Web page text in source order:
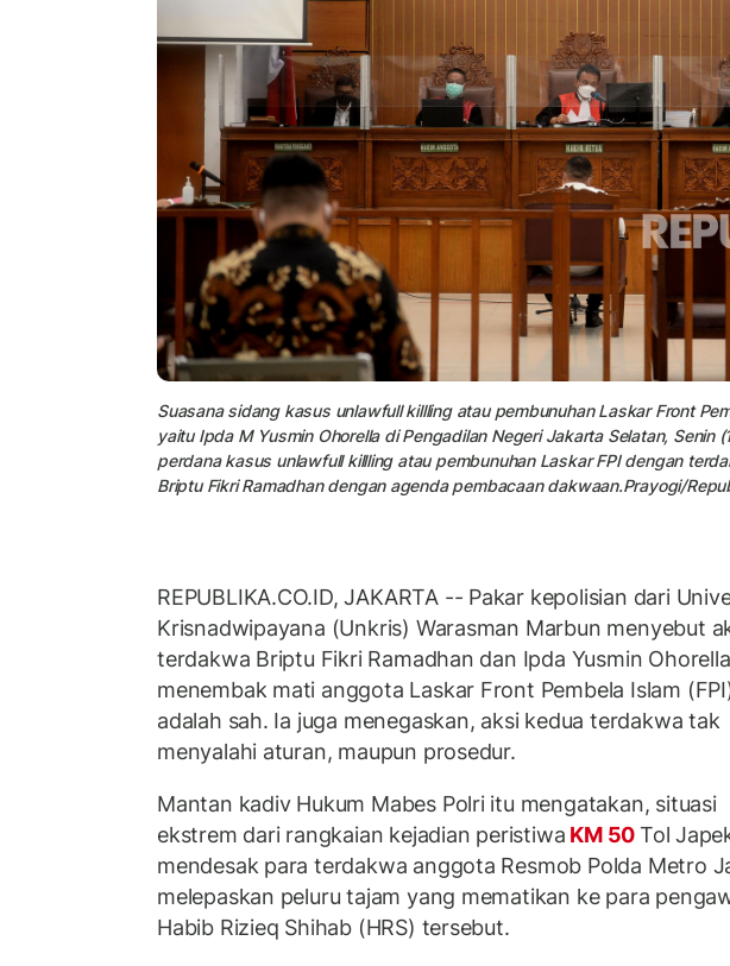
Suasana sidang kasus unlawfull killling atau pembunuhan Laskar Front
yaitu Ipda M Yusmin Ohorella di Pengadilan Negeri Jakarta Selatan, Senin
perdana kasus unlawfull killling atau pembunuhan Laskar FPI dengan
Briptu Fikri Ramadhan dengan agenda pembacaan dakwaan.Prayogi/
REPUBLIKA.CO.ID, JAKARTA -- Pakar kepolisian dari
Krisnadwipayana (Unkris) Warasman Marbun menyebut
terdakwa Briptu Fikri Ramadhan dan Ipda Yusmin
menembak mati anggota Laskar Front Pembela Islam
adalah sah. Ia juga menegaskan, aksi kedua terdakwa tak
menyalahi aturan, maupun prosedur.
Mantan kadiv Hukum Mabes Polri itu mengatakan, situasi
ekstrem dari rangkaian kejadian peristiwa KM 50Tol
mendesak para terdakwa anggota Resmob Polda Metro
melepaskan peluru tajam yang mematikan ke para
Habib Rizieq Shihab (HRS) tersebut.